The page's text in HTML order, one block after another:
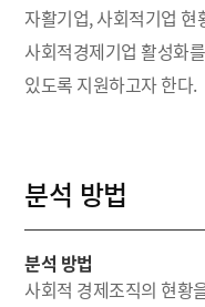
자활기업, 사회적기업
사회적경제기업 활성화
있도록 지원하고자 한다.
분석 방법
분석 방법
사회적 경제조직의 현황